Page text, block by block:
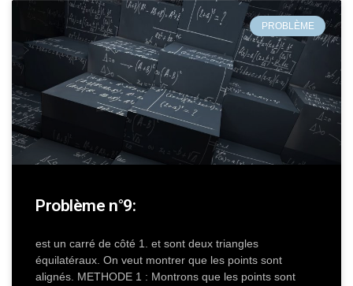
PROBLÈME
Problème n°9:
est un carré de côté 1. et sont deux triangles
équilatéraux. On veut montrer que les points sont
alignés. METHODE 1 : Montrons que les points sont